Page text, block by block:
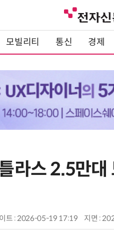
모빌리티 통신 경제
라스 2.5만
트 : 2026-05-19 17:19 지면 :